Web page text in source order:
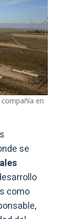
en
se
como